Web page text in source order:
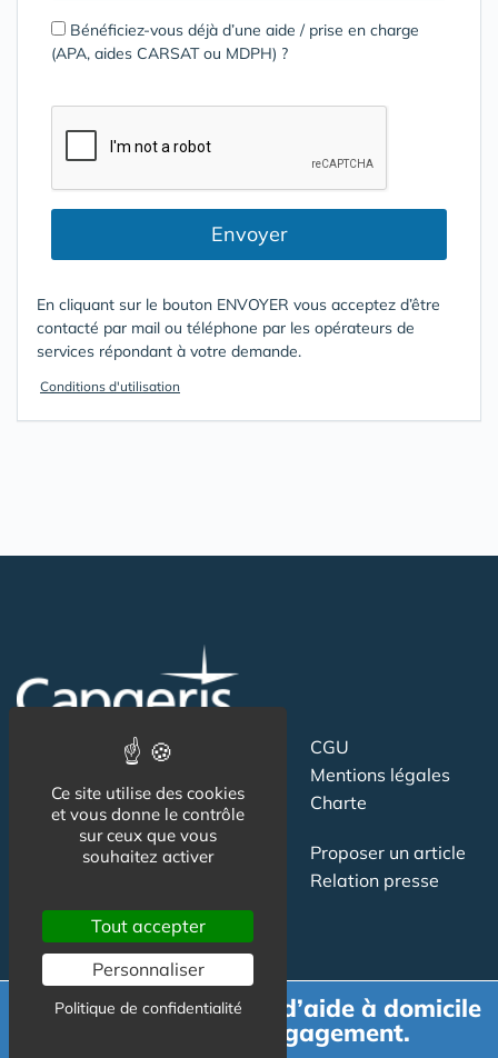
Bénéficiez-vous déjà d’une aide / prise en charge
(APA, aides CARSAT ou MDPH) ?
Envoyer
En cliquant sur le bouton ENVOYER vous acceptez d’être
contacté par mail ou téléphone par les opérateurs de
services répondant à votre demande.
Conditions d'utilisation
CGU
Mentions légales
Charte
Contact
Publicité
Proposer un article
Relation presse
Demande de devis d’aide à domicile
gratuit et sans engagement.
Ce site utilise des cookies
et vous donne le contrôle
sur ceux que vous
souhaitez activer
Tout accepter
Personnaliser
Politique de confidentialité